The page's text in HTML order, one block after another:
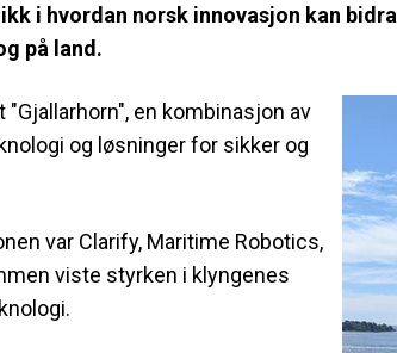
i hvordan norsk innovasjon kan
på land.
en kombinasjon av
og løsninger for sikker og
var Clarify, Maritime Robotics,
viste styrken i klyngenes